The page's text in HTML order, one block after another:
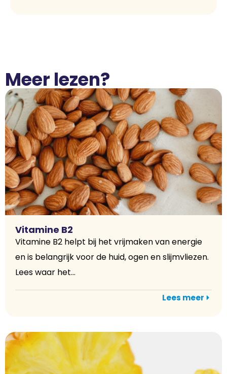
Meer lezen?
Vitamine B2
Vitamine B2 helpt bij het vrijmaken van energie
en is belangrijk voor de huid, ogen en slijmvliezen.
Lees waar het...
Lees meer